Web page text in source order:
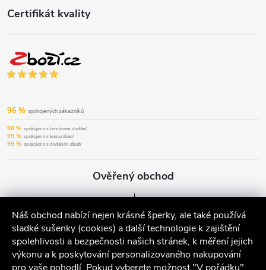
Náš obchod nabízí nejen krásné šperky, ale také používá
sladké sušenky (cookies) a další technologie k zajištění
spolehlivosti a bezpečnosti našich stránek, k měření jejich
výkonu a k poskytování personalizovaného nakupování
Certifikát kvality
96 % spokojených zákazníků
98 % spokojeno s termínem dodání
99 % spokojeno s komunikací
99 % spokojeno s dodáním zboží
Ověřený obchod